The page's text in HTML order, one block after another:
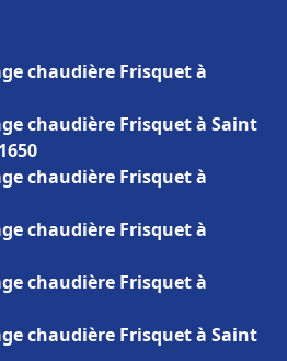
chaudière Frisquet à
chaudière Frisquet à Saint
chaudière Frisquet à
chaudière Frisquet à
chaudière Frisquet à
chaudière Frisquet à Saint